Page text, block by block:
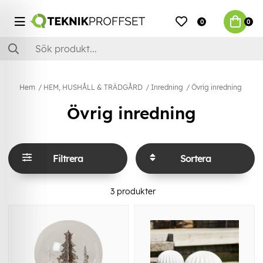
0 0
Hem HEM, HUSHÅLL & TRÄDGÅRD Inredning Övrig inredning
Övrig inredning
Filtrera Sortera
3produkter